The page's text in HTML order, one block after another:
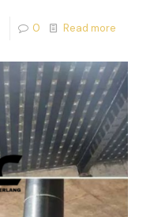
0 Read more